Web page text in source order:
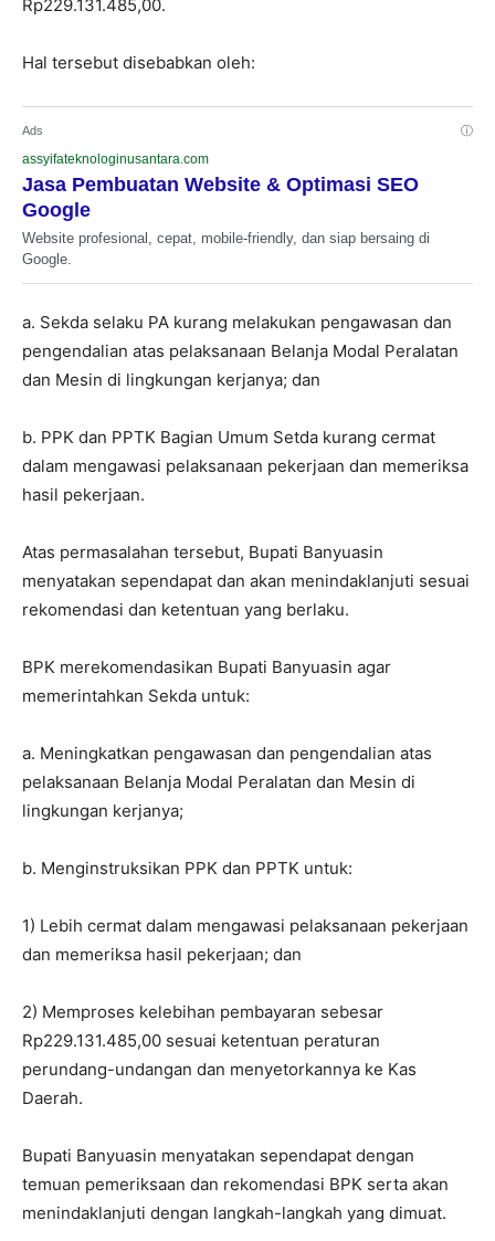
Rp229.131.485,00.
Hal tersebut disebabkan oleh:
Ads ⓘ
assyifateknologinusantara.com
Jasa Pembuatan Website & Optimasi SEO
Google
Website profesional, cepat, mobile-friendly, dan siap bersaing di
Google.
a. Sekda selaku PA kurang melakukan pengawasan dan
pengendalian atas pelaksanaan Belanja Modal Peralatan
dan Mesin di lingkungan kerjanya; dan
b. PPK dan PPTK Bagian Umum Setda kurang cermat
dalam mengawasi pelaksanaan pekerjaan dan memeriksa
hasil pekerjaan.
Atas permasalahan tersebut, Bupati Banyuasin
menyatakan sependapat dan akan menindaklanjuti sesuai
rekomendasi dan ketentuan yang berlaku.
BPK merekomendasikan Bupati Banyuasin agar
memerintahkan Sekda untuk:
a. Meningkatkan pengawasan dan pengendalian atas
pelaksanaan Belanja Modal Peralatan dan Mesin di
lingkungan kerjanya;
b. Menginstruksikan PPK dan PPTK untuk:
1) Lebih cermat dalam mengawasi pelaksanaan pekerjaan
dan memeriksa hasil pekerjaan; dan
2) Memproses kelebihan pembayaran sebesar
Rp229.131.485,00 sesuai ketentuan peraturan
perundang-undangan dan menyetorkannya ke Kas
Daerah.
Bupati Banyuasin menyatakan sependapat dengan
temuan pemeriksaan dan rekomendasi BPK serta akan
menindaklanjuti dengan langkah-langkah yang dimuat.